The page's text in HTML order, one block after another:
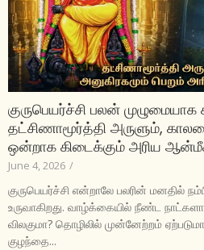
குருபெயர்ச்சி பலன்
தட்சிணாமூர்த்தி அருளும்,
ஒன்றாக கிடைக்கும் அரிய
June 4, 2026 /
குருபெயர்ச்சி என்றாலே பலரின் மனதில்
உருவாகிறது. வாழ்க்கையில் நீண்ட
விலகுமா? தொழிலில் முன்னேற்றம்
குழந்தை...